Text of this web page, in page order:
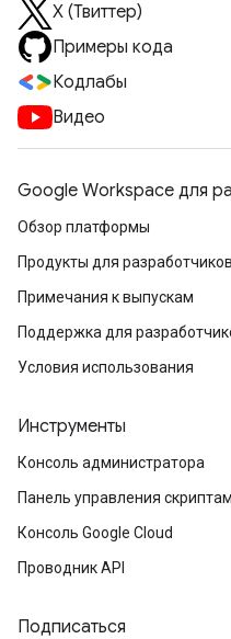
X (Твиттер)
Примеры кода
Кодлабы
Видео
Google Workspace для
Обзор платформы
Продукты для разработчиков
Примечания к выпускам
Поддержка для
Условия использования
Инструменты
Консоль администратора
Панель управления
Консоль Google Cloud
Проводник API
Подписаться